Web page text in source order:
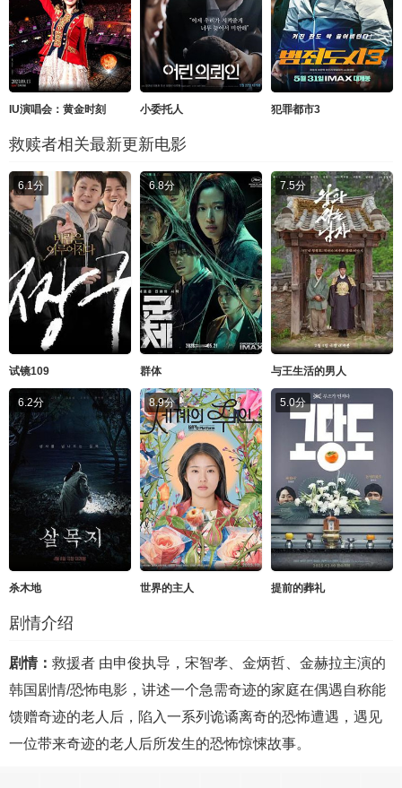
IU演唱会：黄金时刻 小委托人 犯罪都市3
救赎者相关最新更新电影
6.1分
试镜109
6.8分
群体
7.5分
与王生活的男人
6.2分
杀木地
8.9分
世界的主人
5.0分
提前的葬礼
剧情介绍
剧情： 救援者 由申俊执导，宋智孝、金炳哲、金赫拉主演的
韩国剧情/恐怖电影，讲述一个急需奇迹的家庭在偶遇自称能
馈赠奇迹的老人后，陷入一系列诡谲离奇的恐怖遭遇，遇见
一位带来奇迹的老人后所发生的恐怖惊悚故事。